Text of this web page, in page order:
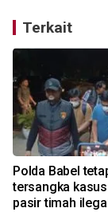
Terkait
Polda Babel
tersangka
pasir timah